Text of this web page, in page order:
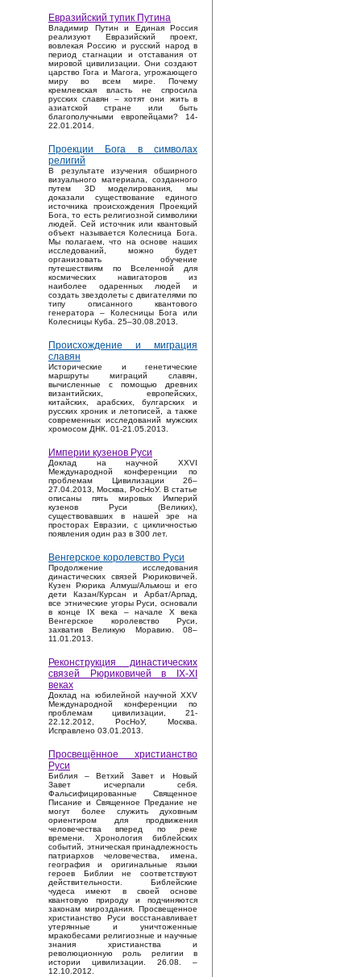
Евразийский тупик Путина
Владимир Путин и Единая Россия
реализуют Евразийский проект,
вовлекая Россию и русский народ в
период стагнации и отставания от
мировой цивилизации. Они создают
царство Гога и Магога, угрожающего
миру во всем мире. Почему
кремлевская власть не спросила
русских славян – хотят они жить в
азиатской стране или быть
благополучными европейцами? 14-
22.01.2014.
Проекции Бога в символах
религий
В результате изучения обширного
визуального материала, созданного
путем 3D моделирования, мы
доказали существование единого
источника происхождения Проекций
Бога, то есть религиозной символики
людей. Сей источник или квантовый
объект называется Колесница Бога.
Мы полагаем, что на основе наших
исследований, можно будет
организовать обучение
путешествиям по Вселенной для
космических навигаторов из
наиболее одаренных людей и
создать звездолеты с двигателями по
типу описанного квантового
генератора – Колесницы Бога или
Колесницы Куба. 25–30.08.2013.
Происхождение и миграция
славян
Исторические и генетические
маршруты миграций славян,
вычисленные с помощью древних
византийских, европейских,
китайских, арабских, булгарских и
русских хроник и летописей, а также
современных исследований мужских
хромосом ДНК. 01-21.05.2013.
Империи кузенов Руси
Доклад на научной XXVI
Международной конференции по
проблемам Цивилизации 26–
27.04.2013, Москва, РосНоУ. В статье
описаны пять мировых Империй
кузенов Руси (Великих),
существовавших в нашей эре на
просторах Евразии, с цикличностью
появления один раз в 300 лет.
Венгерское королевство Руси
Продолжение исследования
династических связей Рюриковичей.
Кузен Рюрика Алмуш/Альмош и его
дети Казан/Курсан и Арбат/Арпад,
все этнические угоры Руси, основали
в конце IX века – начале X века
Венгерское королевство Руси,
захватив Великую Моравию. 08–
11.01.2013.
Реконструкция династических
связей Рюриковичей в IX-XI
веках
Доклад на юбилейной научной XXV
Международной конференции по
проблемам цивилизации, 21-
22.12.2012, РосНоУ, Москва.
Исправлено 03.01.2013.
Просвещённое христианство
Руси
Библия – Ветхий Завет и Новый
Завет исчерпали себя.
Фальсифицированные Священное
Писание и Священное Предание не
могут более служить духовным
ориентиром для продвижения
человечества вперед по реке
времени. Хронология библейских
событий, этническая принадлежность
патриархов человечества, имена,
география и оригинальные языки
героев Библии не соответствуют
действительности. Библейские
чудеса имеют в своей основе
квантовую природу и подчиняются
законам мироздания. Просвещенное
христианство Руси восстанавливает
утерянные и уничтоженные
мракобесами религиозные и научные
знания христианства и
революционную роль религии в
истории цивилизации. 26.08. –
12.10.2012.